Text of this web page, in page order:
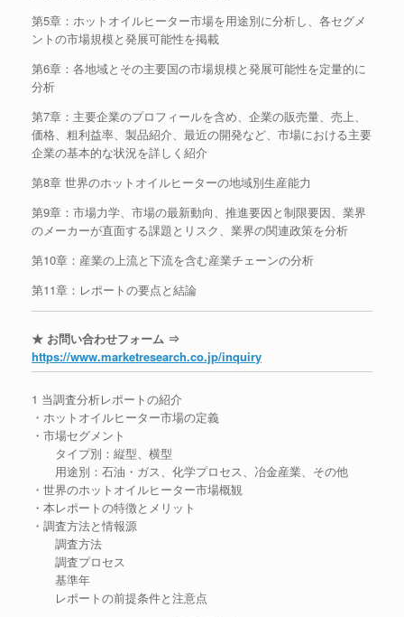
第5章：ホットオイルヒーター市場を用途別に分析し、各セグメ
ントの市場規模と発展可能性を掲載
第6章：各地域とその主要国の市場規模と発展可能性を定量的に
分析
第7章：主要企業のプロフィールを含め、企業の販売量、売上、
価格、粗利益率、製品紹介、最近の開発など、市場における主要
企業の基本的な状況を詳しく紹介
第8章 世界のホットオイルヒーターの地域別生産能力
第9章：市場力学、市場の最新動向、推進要因と制限要因、業界
のメーカーが直面する課題とリスク、業界の関連政策を分析
第10章：産業の上流と下流を含む産業チェーンの分析
第11章：レポートの要点と結論
★ お問い合わせフォーム ⇒
https://www.marketresearch.co.jp/inquiry
1 当調査分析レポートの紹介
・ホットオイルヒーター市場の定義
・市場セグメント
タイプ別：縦型、横型
用途別：石油・ガス、化学プロセス、冶金産業、その他
・世界のホットオイルヒーター市場概観
・本レポートの特徴とメリット
・調査方法と情報源
調査方法
調査プロセス
基準年
レポートの前提条件と注意点